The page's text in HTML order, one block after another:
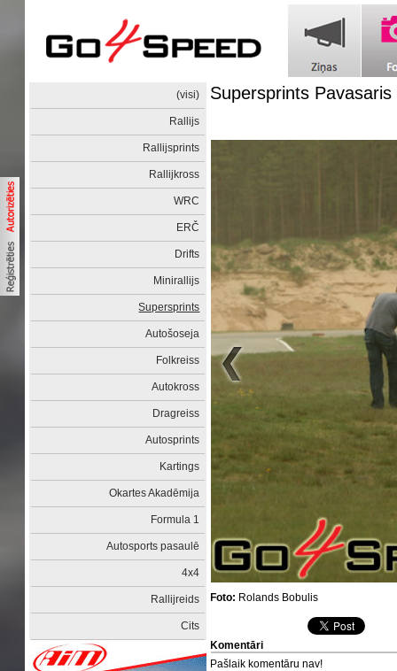
(visi)
Rallijs
Rallijsprints
Rallijkross
WRC
ERČ
Drifts
Minirallijs
Supersprints
Autošoseja
Folkreiss
Autokross
Dragreiss
Autosprints
Kartings
Okartes Akadēmija
Formula 1
Autosports pasaulē
4x4
Rallijreids
Cits
Supersprints
Foto: Rolands Bobulis
Komentāri
Pašlaik komentāru nav!